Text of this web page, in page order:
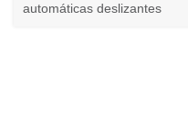
automáticas deslizantes